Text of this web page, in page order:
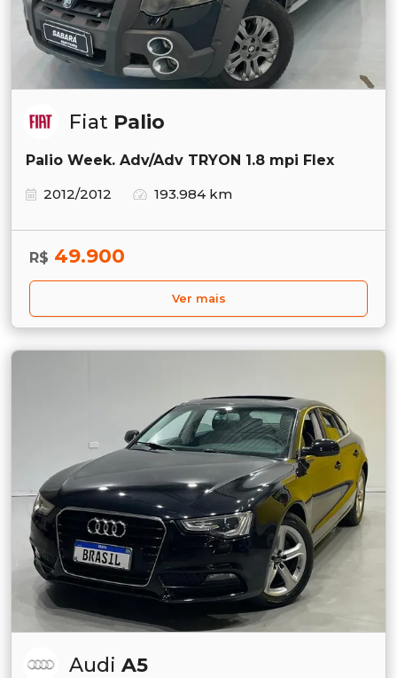
Fiat Palio
Palio Week. Adv/Adv TRYON 1.8 mpi Flex
2012/2012
193.984 km
R$ 49.900
Ver mais
Audi A5